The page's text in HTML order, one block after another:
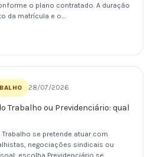
o plano contratado. A duração
da matrícula e o…
28/07/2026
Trabalho ou Previdenciário: qual
se pretende atuar com
negociações sindicais ou
escolha Previdenciário se…